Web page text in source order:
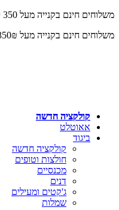
קולקציה חדשה
אאוטלט
ביגוד
קולקציה חדשה
חולצות וטופים
מכנסיים
דנים
ג'קטים ומעילים
שמלות
משלוחים חינם בקנייה מעל 350 ₪
משלוחים חינם בקנייה מעל 350₪